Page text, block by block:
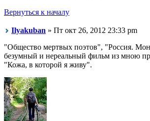
Вернуться к началу
Ilyakuban » Пт окт 26, 2012 23:33 pm
"Общество мертвых поэтов", "Россия.
безумный и нереальный фильм из мною
"Кожа, в которой я живу".